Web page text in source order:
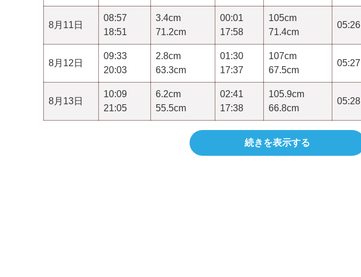
8月11日
08:57
18:51
3.4cm
71.2cm
00:01
17:58
105cm
71.4cm
05:26
8月12日
09:33
20:03
2.8cm
63.3cm
01:30
17:37
107cm
67.5cm
05:27
8月13日
10:09
21:05
6.2cm
55.5cm
02:41
17:38
105.9cm
66.8cm
05:28
続きを表示する